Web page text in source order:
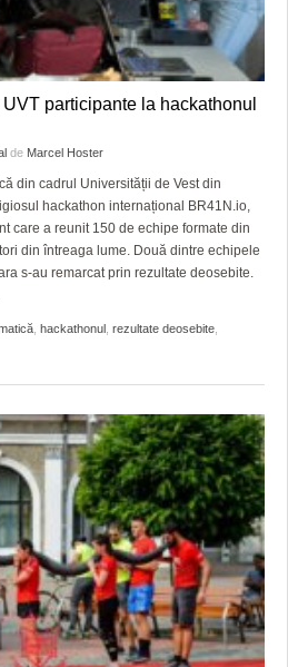
DIN TIMIŞ
participante la hackathonul
de Marcel Hoster
din cadrul Universității de Vest din
hackathon internațional BR41N.io,
care a reunit 150 de echipe formate din
din întreaga lume. Două dintre echipele
s-au remarcat prin rezultate deosebite.
hackathonul rezultate deosebite